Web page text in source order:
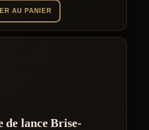
AU PANIER
de lance Brise-